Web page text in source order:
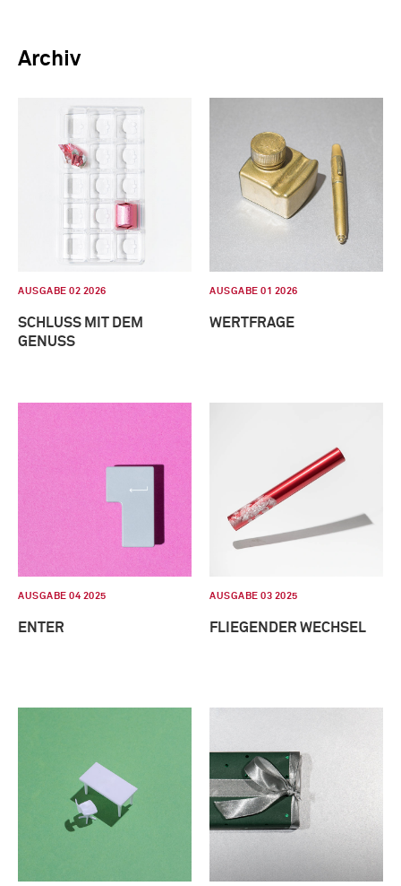
Archiv
AUSGABE 02 2026
SCHLUSS MIT DEM
GENUSS
AUSGABE 01 2026
WERTFRAGE
AUSGABE 04 2025
ENTER
AUSGABE 03 2025
FLIEGENDER WECHSEL